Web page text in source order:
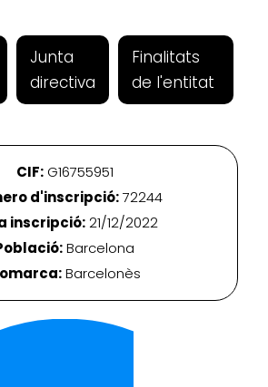
Junta
directiva
Finalitats
de l'entitat
CIF:G16755951
d'inscripció:72244
inscripció:21/12/2022
Barcelona
Barcelonès